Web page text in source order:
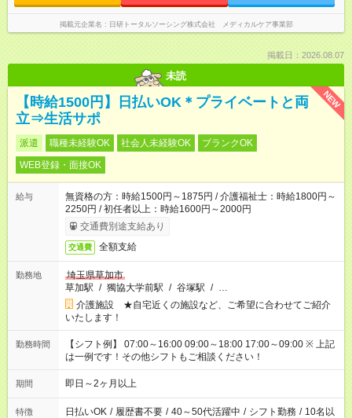
掲載元企業名 日研トータルソーシング株式会社 メディカルケア事業部
掲載日：2026.08.07
未読
NEW
【時給1500円】日払いOK＊プライベートと両
立⇒生活サポ
派遣 職種未経験OK 社会人未経験OK
ブランクOK
WEB登録・面接OK
給与
無資格の方：時給1500円～1875円 / 介護福祉士：時給1800円～
2250円 / 初任者以上：時給1600円～2000円
交通費別途支給あり
交通費 全額支給
勤務地
埼玉県草加市
草加駅 / 獨協大学前駅 / 谷塚駅 / …
介護施設 ★自宅近くの施設など、ご希望に合わせてご紹介
いたします！
勤務時間
【シフト例】 07:00～16:00 09:00～18:00 17:00～09:00 ※ 上記
は一例です！その他シフトもご相談ください！
期間 即日～2ヶ月以上
特徴 日払いOK / 履歴書不要 / 40～50代活躍中 / シフト勤務 / 10名以